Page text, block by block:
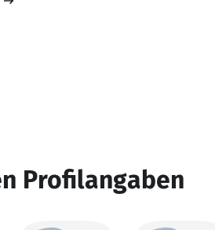
Profilangaben